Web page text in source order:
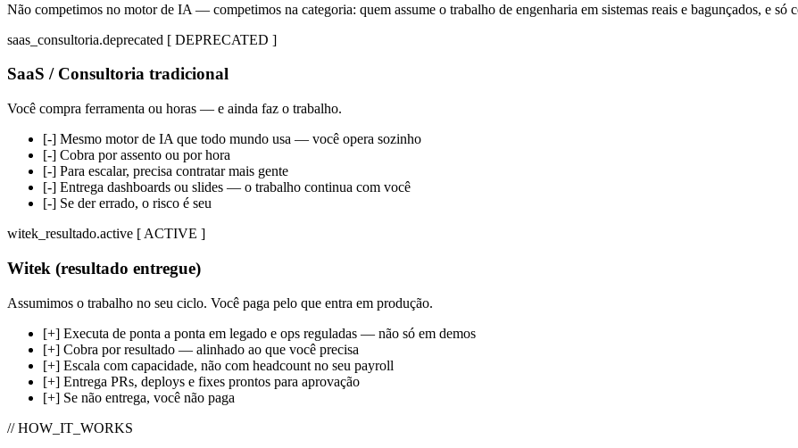
Não competimos no motor de IA — competimos na categoria: quem assume o trabalho de engenharia em sistemas reais e bagunçados, e só
saas_consultoria.deprecated [ DEPRECATED ]
SaaS / Consultoria tradicional
Você compra ferramenta ou horas — e ainda faz o trabalho.
[-] Mesmo motor de IA que todo mundo usa — você opera sozinho
[-] Cobra por assento ou por hora
[-] Para escalar, precisa contratar mais gente
[-] Entrega dashboards ou slides — o trabalho continua com você
[-] Se der errado, o risco é seu
witek_resultado.active [ ACTIVE ]
Witek (resultado entregue)
Assumimos o trabalho no seu ciclo. Você paga pelo que entra em produção.
[+] Executa de ponta a ponta em legado e ops reguladas — não só em demos
[+] Cobra por resultado — alinhado ao que você precisa
[+] Escala com capacidade, não com headcount no seu payroll
[+] Entrega PRs, deploys e fixes prontos para aprovação
[+] Se não entrega, você não paga
// HOW_IT_WORKS